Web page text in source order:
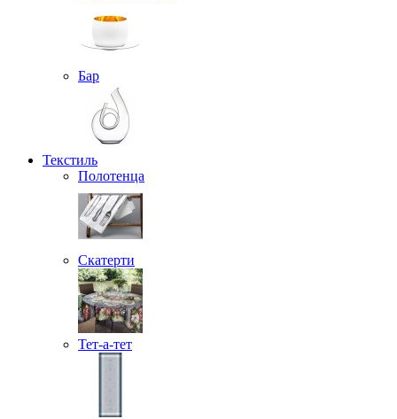
Бар
Текстиль
Полотенца
Скатерти
Тет-а-тет